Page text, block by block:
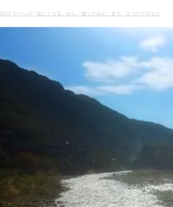
DJIドローンが「欲しくなる」から「使ってみた」まで、５つのプロセス